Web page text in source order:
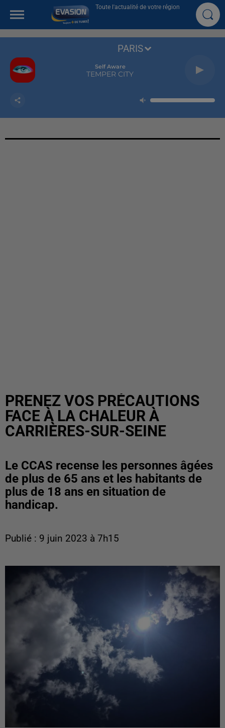
Toute l'actualité de votre région
Self Aware
TEMPER CITY
PARIS
PRENEZ VOS PRÉCAUTIONS
FACE À LA CHALEUR À
CARRIÈRES-SUR-SEINE
Le CCAS recense les personnes âgées
de plus de 65 ans et les habitants de
plus de 18 ans en situation de
handicap.
Publié : 9 juin 2023 à 7h15